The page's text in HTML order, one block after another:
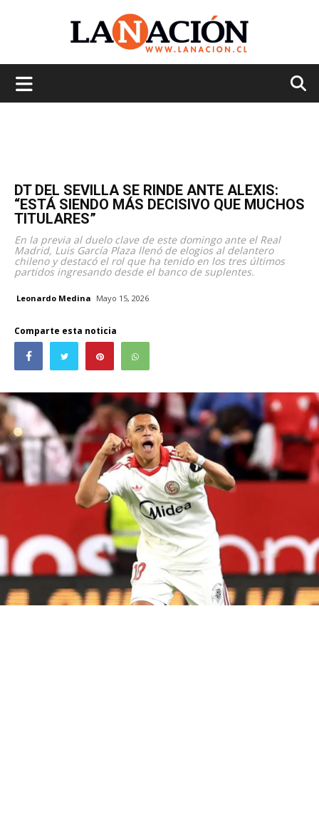
DT DEL SEVILLA SE RINDE ANTE ALEXIS:
“ESTÁ SIENDO MÁS DECISIVO QUE MUCHOS
TITULARES”
En la previa al duelo clave de este domingo ante el Real
Madrid, Luis García Plaza llenó de elogios al delantero
chileno y destacó el rol que ha tenido en los tres últimos
partidos ingresando desde el banco de suplentes.
Leonardo Medina Mayo 15, 2026
Comparte esta noticia